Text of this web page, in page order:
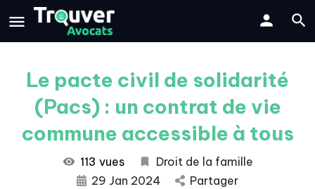
Le pacte civil de solidarité
(Pacs) : un contrat de vie
commune accessible à tous
113 vues
Droit de la famille
29 Jan 2024
Partager